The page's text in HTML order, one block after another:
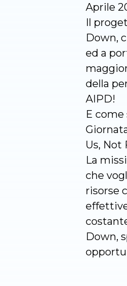
Aprile
Il
Down,
ed a
della
AIPD!
E
Us, Not
La
che
risorse
Down,